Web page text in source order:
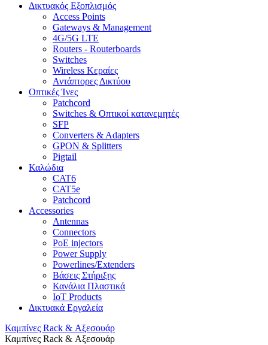
Δικτυακός Εξοπλισμός
Access Points
Gateways & Management
4G/5G LTE
Routers - Routerboards
Switches
Wireless Κεραίες
Αντάπτορες Δικτύου
Οπτικές Ίνες
Patchcord
Switches & Οπτικοί κατανεμητές
SFP
Converters & Adapters
GPON & Splitters
Pigtail
Καλώδια
CAT6
CAT5e
Patchcord
Accessories
Antennas
Connectors
PoE injectors
Power Supply
Powerlines/Extenders
Βάσεις Στήριξης
Κανάλια Πλαστικά
IoT Products
Δικτυακά Εργαλεία
Καμπίνες Rack & Αξεσουάρ
Καμπίνες Rack & Αξεσουάρ